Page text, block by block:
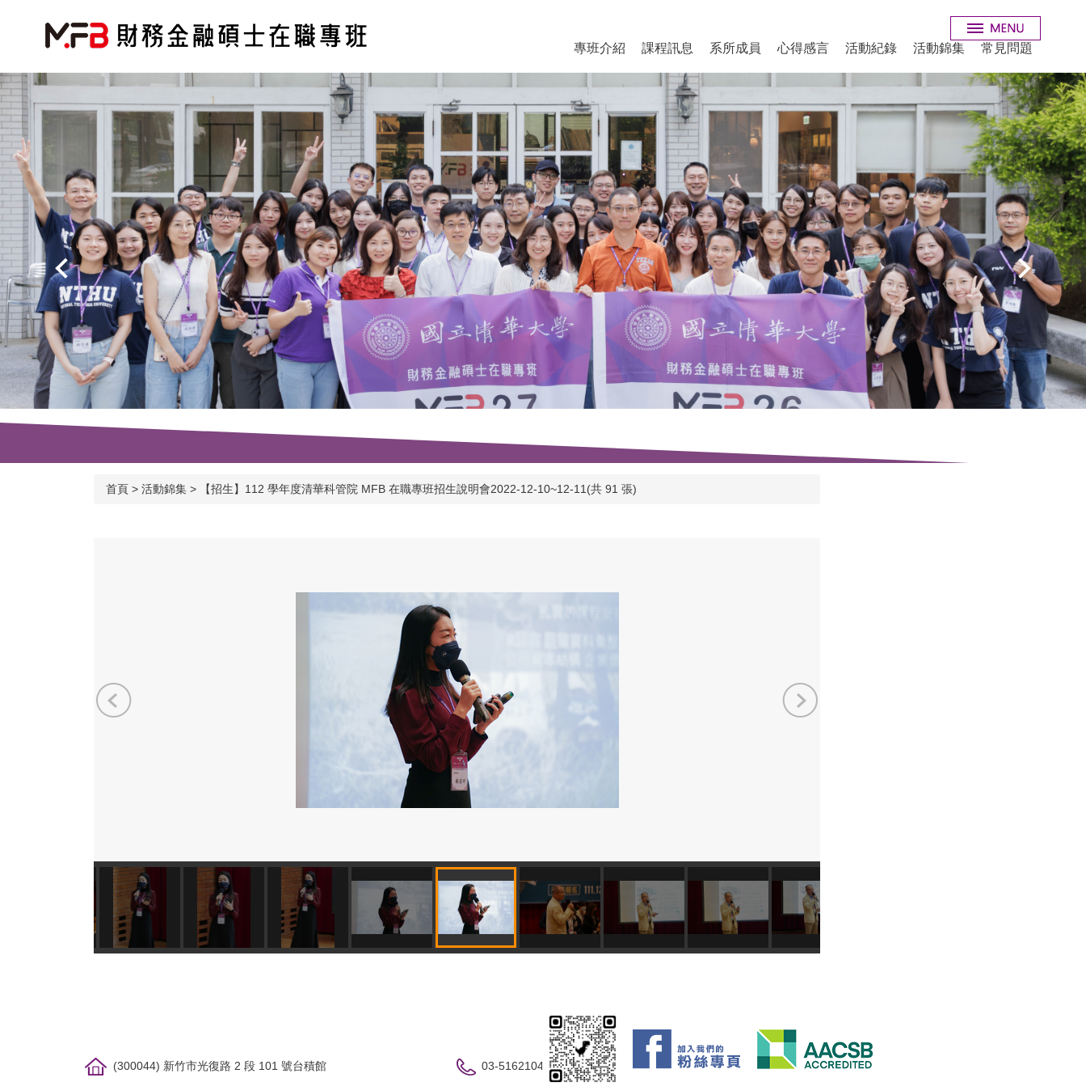
內
容
區
專班介紹 課程訊息 系所成員 心得感言 活動紀錄 活動錦集 常見問題
首頁 > 活動錦集 > 【招生】112 學年度清華科管院 MFB 在職專班招生說明會2022-12-10~12-11(共 91 張)
(300044) 新竹市光復路 2 段 101 號台積館 03-5162104